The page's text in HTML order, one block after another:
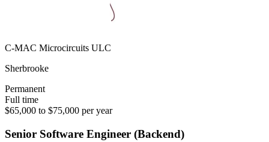
C-MAC Microcircuits ULC
Sherbrooke
Permanent
Full time
$65,000 to $75,000 per year
Senior Software Engineer (Backend)